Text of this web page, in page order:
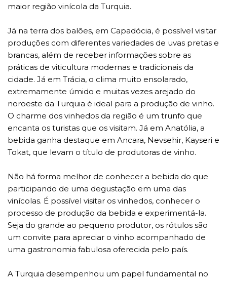
maior região vinícola da Turquia.
Já na terra dos balões, em Capadócia, é possível visitar
produções com diferentes variedades de uvas pretas e
brancas, além de receber informações sobre as
práticas de viticultura modernas e tradicionais da
cidade. Já em Trácia, o clima muito ensolarado,
extremamente úmido e muitas vezes arejado do
noroeste da Turquia é ideal para a produção de vinho.
O charme dos vinhedos da região é um trunfo que
encanta os turistas que os visitam. Já em Anatólia, a
bebida ganha destaque em Ancara, Nevsehir, Kayseri e
Tokat, que levam o título de produtoras de vinho.
Não há forma melhor de conhecer a bebida do que
participando de uma degustação em uma das
vinícolas. É possível visitar os vinhedos, conhecer o
processo de produção da bebida e experimentá-la.
Seja do grande ao pequeno produtor, os rótulos são
um convite para apreciar o vinho acompanhado de
uma gastronomia fabulosa oferecida pelo país.
A Turquia desempenhou um papel fundamental no